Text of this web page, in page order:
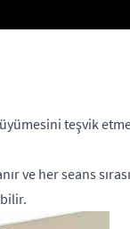
teşvik
ve her seans